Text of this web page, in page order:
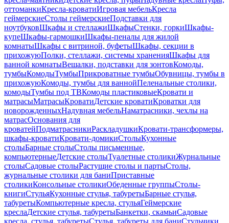
оттоманкиКресла-кроватиИгровая мебельКресла
геймерскиеСтолы геймерскиеПодставки для
ноутбуковШкафы и стеллажиШкафыСтенки, горкиШкафы-
купеШкафы-гармошкиШкафы-пеналы для жилой
комнатыШкафы с витриной, буфетыШкафы, секции в
прихожуюПолки, стеллажи, системы храненияШкафы для
ванной комнатыВешалки, подставки для зонтовКомоды,
тумбыКомодыТумбыПрикроватные тумбыОбувницы, тумбы в
прихожуюКомоды, тумбы для ваннойПеленальные столики,
комодыТумбы под ТВКомоды пластиковыеКровати и
матрасыМатрасыКроватиДетские кроватиКроватки для
новорожденныхНадувная мебельНаматрасники, чехлы на
матрасОснования для
кроватейПодматрасникиРаскладушкиКровати-трансформеры,
шкафы-кроватиКровати-домикиСтолыКухонные
столыБарные столыСтолы письменные,
компьютерныеДетские столыТуалетные столикиЖурнальные
столыСадовые столыРастущие столы и партыСтолы,
журнальные столики для баниПриставные
столикиКонсольные столикиОбеденные группыСтолы-
книгиСтульяКухонные стулья, табуретыБарные стулья,
табуретыКомпьютерные кресла, стульяГеймерские
креслаДетские стулья, табуретыБанкетки, скамьиСадовые
кресла, стулья, табуретыСтулья, табуреты для баниСтульчики